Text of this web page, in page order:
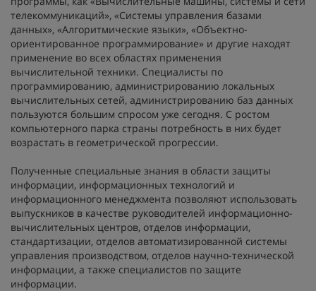
телекоммуникаций», «Системы управления базами
данных», «Алгоритмические языки», «Объектно-
ориентированное программирование» и другие находят
применение во всех областях применения
вычислительной техники. Специалисты по
программированию, администрированию локальных
вычислительных сетей, администрированию баз данных
пользуются большим спросом уже сегодня. С ростом
компьютерного парка страны потребность в них будет
возрастать в геометрической прогрессии.
Полученные специальные знания в области защиты
информации, информационных технологий и
информационного менеджмента позволяют использовать
выпускников в качестве руководителей информационно-
вычислительных центров, отделов информации,
стандартизации, отделов автоматизированной системы
управления производством, отделов научно-технической
информации, а также специалистов по защите
информации.